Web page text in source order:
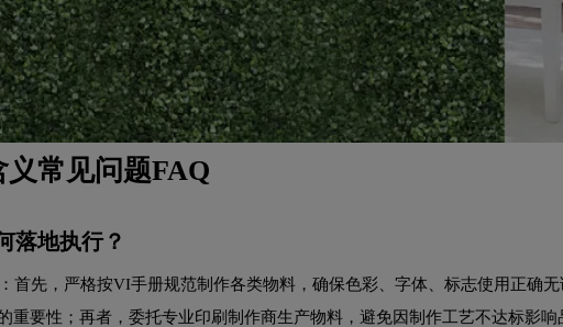
义常见问题FAQ
落地执行？
首先，严格按VI手册规范制作各类物料，确保色彩、字体、标志使用正确
重要性；再者，委托专业印刷制作商生产物料，避免因制作工艺不达标影